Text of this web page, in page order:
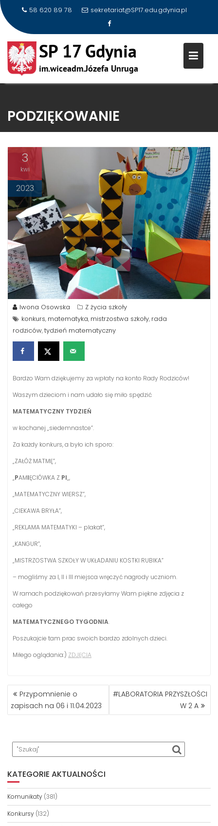
content
58 620 89 78 sekretariat@SP17.edu.gdynia.pl
PODZIĘKOWANIE
3
kwi
2023
Iwona Osowska
Z życia szkoły
konkurs, matematyka, mistrzostwa szkoły, rada
rodziców,tydzień matematyczny
Bardzo Wam dziękujemy za wpłaty na konto Rady Rodziców!
Waszym dzieciom i nam udało się miło spędzić
MATEMATYCZNY TYDZIEŃ
w kochanej „siedemnastce”.
Za każdy konkurs, a było ich sporo:
„ZAŁÓŻ MATMĘ”,
„PAMIĘCIÓWKA Z PI„,
„MATEMATYCZNY WIERSZ”,
„CIEKAWA BRYŁA”,
„REKLAMA MATEMATYKI – plakat”,
„KANGUR”,
„MISTRZOSTWA SZKOŁY W UKŁADANIU KOSTKI RUBIKA”
– mogliśmy za I, II i III miejsca wręczyć nagrody uczniom.
W ramach podziękowań przesyłamy Wam piękne zdjęcia z
całego
MATEMATYCZNEGO TYGODNIA.
Poszukajcie tam prac swoich bardzo zdolnych dzieci.
Miłego oglądania:) ZDJĘCIA
NAWIGACJA
WPISU
Przypomnienie o
zapisach na 06 i 11.04.2023
#LABORATORIA PRZYSZŁOŚCI
W 2 A
KATEGORIE AKTUALNOŚCI
Komunikaty (381)
Konkursy (132)